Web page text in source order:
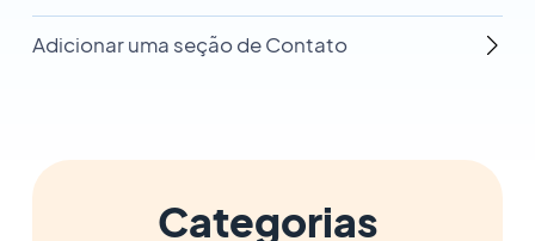
Adicionar uma seção de Contato
Categorias